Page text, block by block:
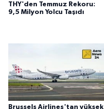
THY'den Temmuz Rekoru:
9,5 Milyon Yolcu Taşıdı
Brussels Airlines'tan yüksek